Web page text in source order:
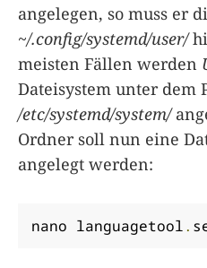
angelegen, so muss er
~/.config/systemd/user/
meisten Fällen werden
Dateisystem unter dem
/etc/systemd/system/
Ordner soll nun eine
angelegt werden:
nano languagetool.